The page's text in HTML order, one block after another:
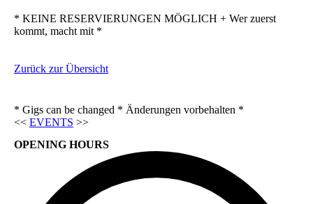
* KEINE RESERVIERUNGEN MÖGLICH + Wer zuerst
kommt, macht mit *
Zurück zur Übersicht
* Gigs can be changed * Änderungen vorbehalten *
<< EVENTS >>
OPENING HOURS